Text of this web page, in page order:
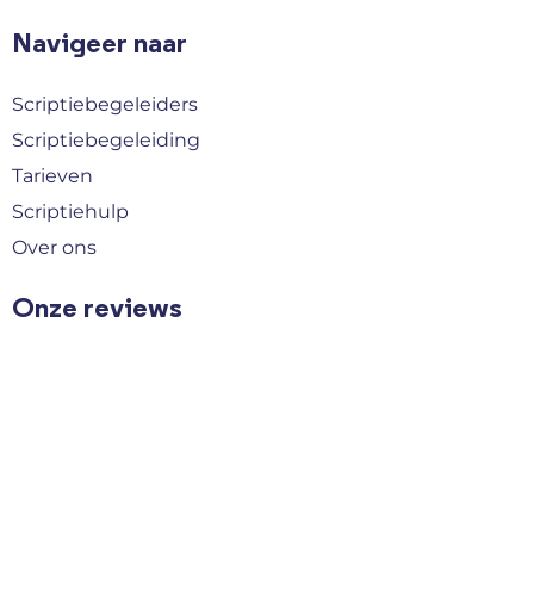
Navigeer naar
Scriptiebegeleiders
Scriptiebegeleiding
Tarieven
Scriptiehulp
Over ons
Onze reviews